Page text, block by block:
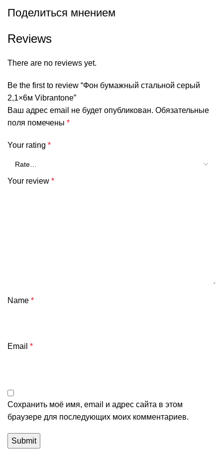
Поделиться мнением
Reviews
There are no reviews yet.
Be the first to review “Фон бумажный стальной серый
2,1×6м Vibrantone”
Ваш адрес email не будет опубликован. Обязательные
поля помечены *
Your rating *
Your review *
Name *
Email *
Сохранить моё имя, email и адрес сайта в этом
браузере для последующих моих комментариев.